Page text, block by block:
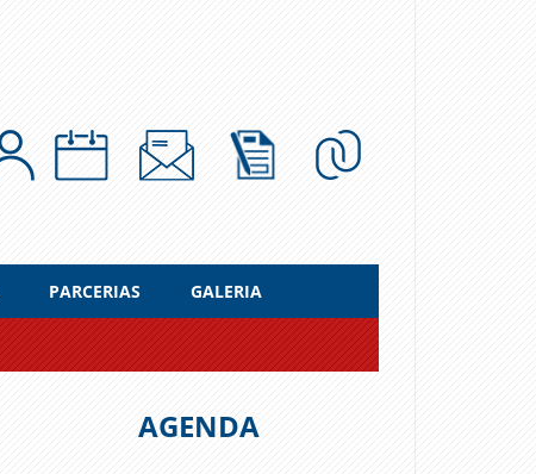
PARCERIAS GALERIA
AGENDA